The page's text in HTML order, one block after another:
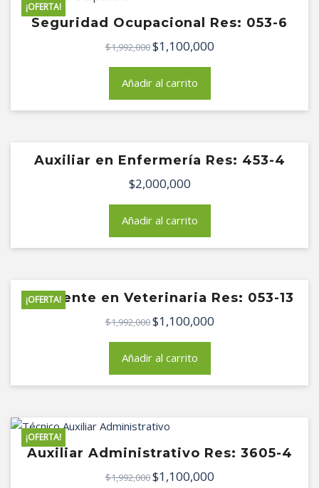
¡OFERTA!
Seguridad Ocupacional Res: 053-6
$1,992,000El
original
era:
$1,100,000El
Añadir al carrito
Auxiliar en Enfermería Res: 453-4
$2,000,000
Añadir al carrito
¡OFERTA!
Asistente en Veterinaria Res: 053-13
$1,992,000El
original
era:
$1,100,000El
Añadir al carrito
¡OFERTA!
Auxiliar Administrativo Res: 3605-4
$1,992,000El
$1,100,000El